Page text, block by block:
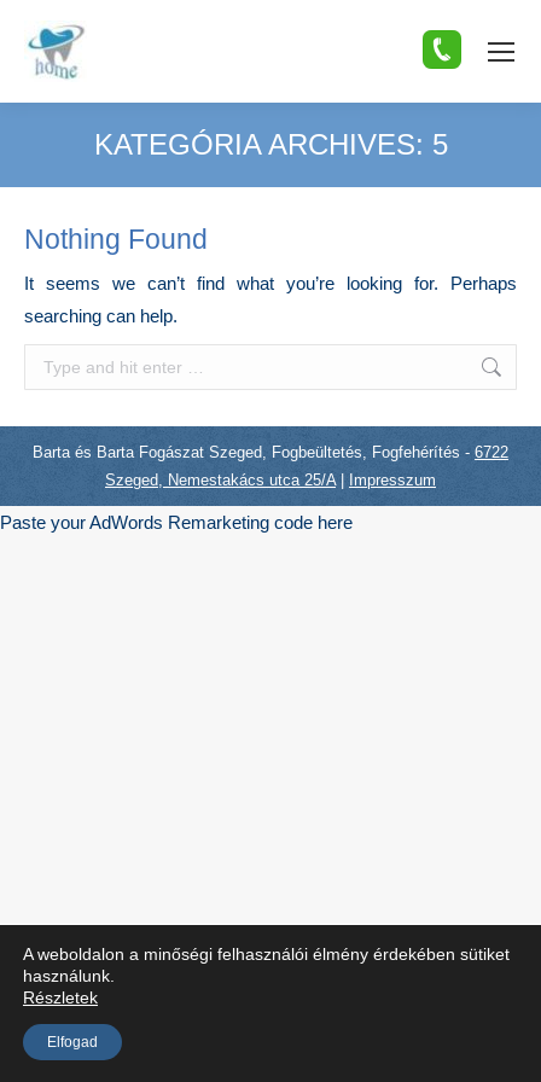
KATEGÓRIA ARCHIVES: 5
Nothing Found
It seems we can’t find what you’re looking for. Perhaps
searching can help.
Search:
Barta és Barta Fogászat Szeged, Fogbeültetés, Fogfehérítés - 6722
Szeged, Nemestakács utca 25/A| Impresszum
Paste your AdWords Remarketing code here
A weboldalon a minőségi felhasználói élmény érdekében sütiket
használunk.
Részletek
Elfogad